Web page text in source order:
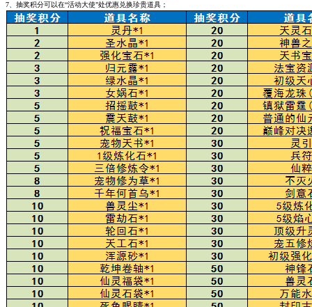
7、抽奖积分可以在“活动大使”处优惠兑换珍贵道具；